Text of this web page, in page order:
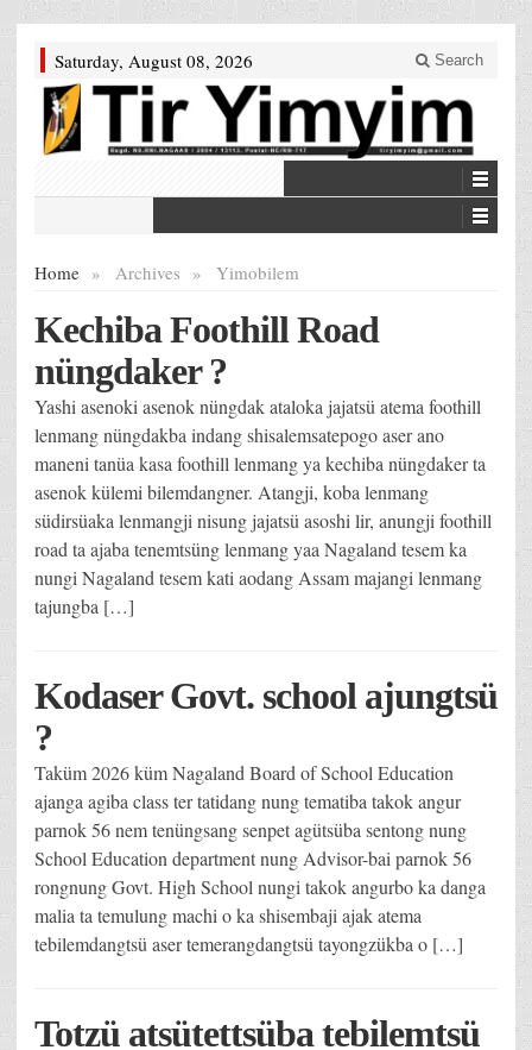
Saturday, August 08, 2026 Search
Home » Archives » Yimobilem
Kechiba Foothill Road
nüngdaker ?
Yashi asenoki asenok nüngdak ataloka jajatsü atema foothill
lenmang nüngdakba indang shisalemsatepogo aser ano
maneni tanüa kasa foothill lenmang ya kechiba nüngdaker ta
asenok külemi bilemdangner. Atangji, koba lenmang
südirsüaka lenmangji nisung jajatsü asoshi lir, anungji foothill
road ta ajaba tenemtsüng lenmang yaa Nagaland tesem ka
nungi Nagaland tesem kati aodang Assam majangi lenmang
tajungba […]
Kodaser Govt. school ajungtsü
?
Taküm 2026 küm Nagaland Board of School Education
ajanga agiba class ter tatidang nung tematiba takok angur
parnok 56 nem tenüngsang senpet agütsüba sentong nung
School Education department nung Advisor-bai parnok 56
rongnung Govt. High School nungi takok angurbo ka danga
malia ta temulung machi o ka shisembaji ajak atema
tebilemdangtsü aser temerangdangtsü tayongzükba o […]
Totzü atsütettsüba tebilemtsü